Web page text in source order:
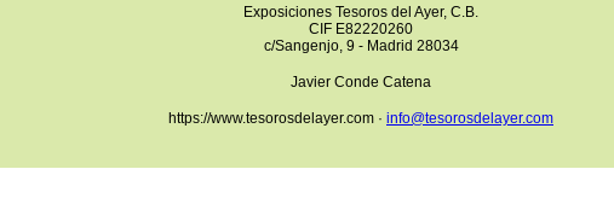
Exposiciones Tesoros del Ayer, C.B.
CIF E82220260
c/Sangenjo, 9 - Madrid 28034
Javier Conde Catena
https://www.tesorosdelayer.com · info@tesorosdelayer.com